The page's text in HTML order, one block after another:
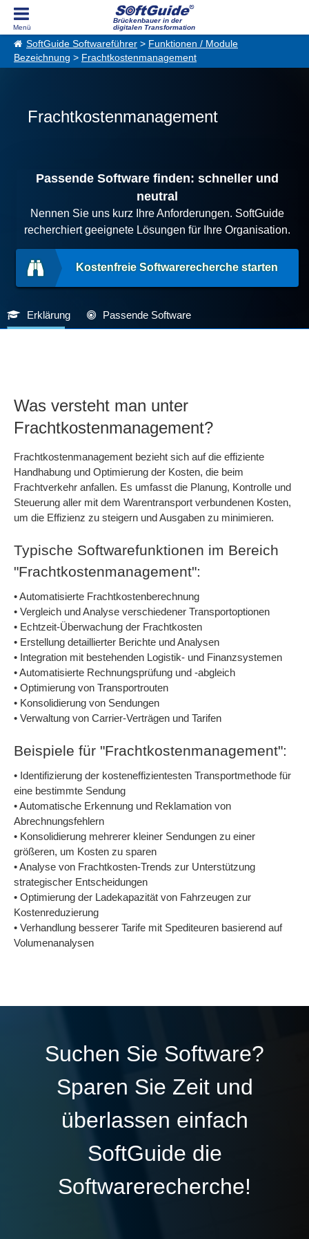
Brückenbauer in der
digitalen Transformation
SoftGuide Softwareführer > Funktionen / Module
Bezeichnung > Frachtkostenmanagement
Frachtkostenmanagement
Passende Software finden: schneller und
neutral
Nennen Sie uns kurz Ihre Anforderungen. SoftGuide
recherchiert geeignete Lösungen für Ihre Organisation.
Kostenfreie Softwarerecherche starten
Erklärung Passende Software
Was versteht man unter
Frachtkostenmanagement?
Frachtkostenmanagement bezieht sich auf die effiziente
Handhabung und Optimierung der Kosten, die beim
Frachtverkehr anfallen. Es umfasst die Planung, Kontrolle und
Steuerung aller mit dem Warentransport verbundenen Kosten,
um die Effizienz zu steigern und Ausgaben zu minimieren.
Typische Softwarefunktionen im Bereich
"Frachtkostenmanagement":
• Automatisierte Frachtkostenberechnung
• Vergleich und Analyse verschiedener Transportoptionen
• Echtzeit-Überwachung der Frachtkosten
• Erstellung detaillierter Berichte und Analysen
• Integration mit bestehenden Logistik- und Finanzsystemen
• Automatisierte Rechnungsprüfung und -abgleich
• Optimierung von Transportrouten
• Konsolidierung von Sendungen
• Verwaltung von Carrier-Verträgen und Tarifen
Beispiele für "Frachtkostenmanagement":
• Identifizierung der kosteneffizientesten Transportmethode für
eine bestimmte Sendung
• Automatische Erkennung und Reklamation von
Abrechnungsfehlern
• Konsolidierung mehrerer kleiner Sendungen zu einer
größeren, um Kosten zu sparen
• Analyse von Frachtkosten-Trends zur Unterstützung
strategischer Entscheidungen
• Optimierung der Ladekapazität von Fahrzeugen zur
Kostenreduzierung
• Verhandlung besserer Tarife mit Spediteuren basierend auf
Volumenanalysen
Suchen Sie Software?
Sparen Sie Zeit und
überlassen einfach
SoftGuide die
Softwarerecherche!